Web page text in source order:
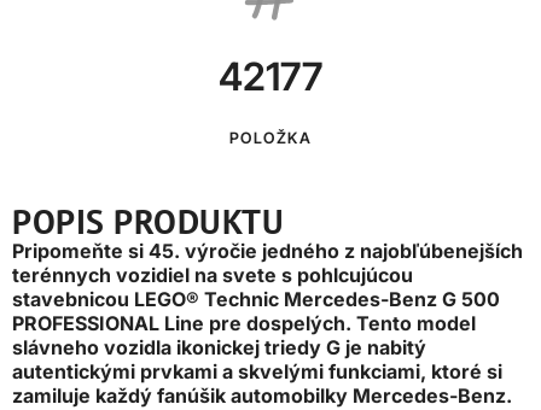
42177
POLOŽKA
POPIS PRODUKTU
Pripomeňte si 45. výročie jedného z najobľúbenejších
terénnych vozidiel na svete s pohlcujúcou
stavebnicou LEGO® Technic Mercedes-Benz G 500
PROFESSIONAL Line pre dospelých. Tento model
slávneho vozidla ikonickej triedy G je nabitý
autentickými prvkami a skvelými funkciami, ktoré si
zamiluje každý fanúšik automobilky Mercedes-Benz.